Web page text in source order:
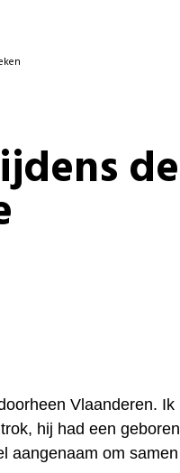
de
Vlaanderen. Ik
hij had een geboren
aangenaam om samen